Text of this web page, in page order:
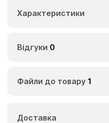
Характеристики
Відгуки 0
Файли до товару 1
Доставка